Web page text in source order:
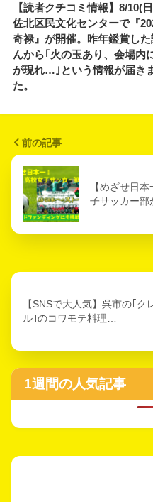
【読者クチコミ情報】8/10(
佐北区民文化センターで『
奇禄』が開催。昨年鑑賞した
んから｢火の玉あり、会場内
が現れ…｣という情報が届き
た。
前の記事
【めざせ日
子サッカー部
【SNSで大人気】呉市の｢ク
ル｣のコワモテ料理…
1週間の人気記事